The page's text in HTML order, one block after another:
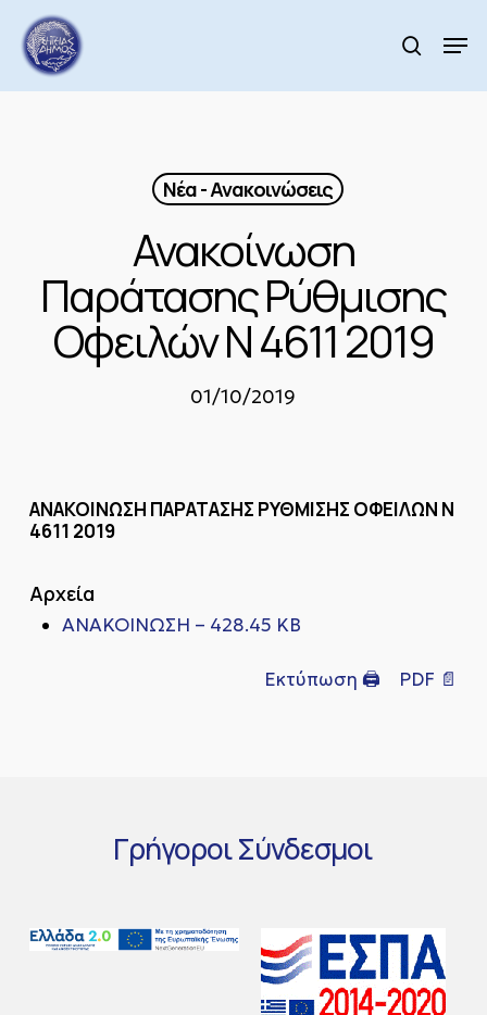
main
content
search
Νέα - Ανακοινώσεις
Ανακοίνωση
Παράτασης Ρύθμισης
Οφειλών Ν 4611 2019
01/10/2019
ΑΝΑΚΟΙΝΩΣΗ ΠΑΡΑΤΑΣΗΣ ΡΥΘΜΙΣΗΣ ΟΦΕΙΛΩΝ Ν
4611 2019
Αρχεία
ΑΝΑΚΟΙΝΩΣΗ – 428.45 KB
Εκτύπωση 🖨 PDF 📄
ΓρήγοροιΣύνδεσμοι
Menu